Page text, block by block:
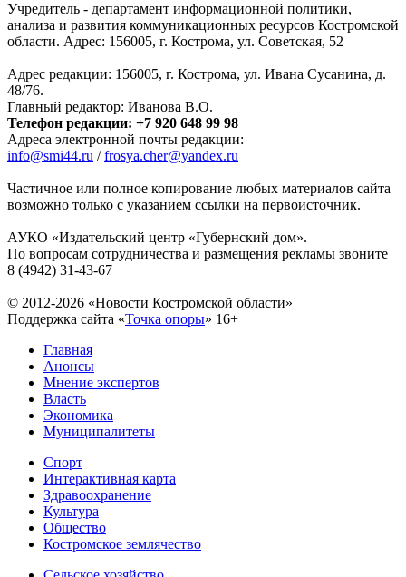
Учредитель - департамент информационной политики,
анализа и развития коммуникационных ресурсов Костромской
области. Адрес: 156005, г. Кострома, ул. Советская, 52
Адрес редакции: 156005, г. Кострома, ул. Ивана Сусанина, д.
48/76.
Главный редактор: Иванова В.О.
Телефон редакции: +7 920 648 99 98
Адреса электронной почты редакции:
info@smi44.ru /frosya.cher@yandex.ru
Частичное или полное копирование любых материалов сайта
возможно только с указанием ссылки на первоисточник.
АУКО «Издательский центр «Губернский дом».
По вопросам сотрудничества и размещения рекламы звоните
8 (4942) 31-43-67
© 2012-2026 «Новости Костромской области»
Поддержка сайта «Точка опоры» 16+
Главная
Анонсы
Мнение экспертов
Власть
Экономика
Муниципалитеты
Спорт
Интерактивная карта
Здравоохранение
Культура
Общество
Костромское землячество